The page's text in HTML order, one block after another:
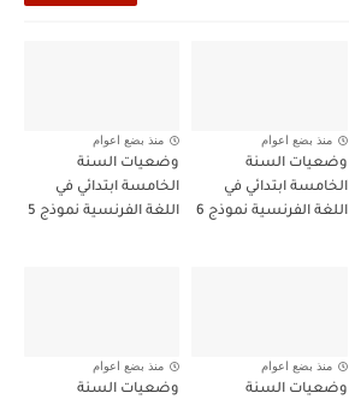
منذ بضع اعوام
وضعيات السنة
الخامسة ابتدائي في
اللغة الفرنسية نموذج 6
منذ بضع اعوام
وضعيات السنة
الخامسة ابتدائي في
اللغة الفرنسية نموذج 5
منذ بضع اعوام
وضعيات السنة
منذ بضع اعوام
وضعيات السنة